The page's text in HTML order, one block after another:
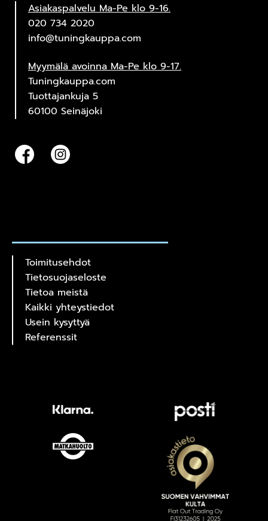
Asiakaspalvelu Ma-Pe klo 9-16.
020 734 2020
info@tuningkauppa.com
Myymälä avoinna Ma-Pe klo 9-17.
Tuningkauppa.com
Tuottajankuja 5
60100 Seinäjoki
Toimitusehdot
Tietosuojaseloste
Tietoa meistä
Kaikki yhteystiedot
Usein kysyttyä
Referenssit